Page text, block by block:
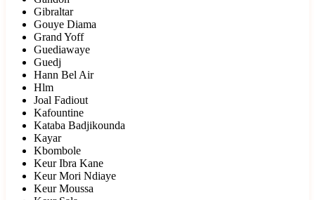
Gibraltar
Gouye Diama
Grand Yoff
Guediawaye
Guedj
Hann Bel Air
Hlm
Joal Fadiout
Kafountine
Kataba Badjikounda
Kayar
Kbombole
Keur Ibra Kane
Keur Mori Ndiaye
Keur Moussa